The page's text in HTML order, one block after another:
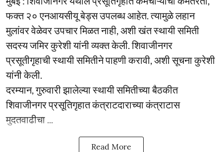
फक्त २० एनआयसीयू बेड्स उपलब्ध आहेत. त्यामुळे लहान
मुलांवर वेळेवर उपचार मिळत नाही, अशी खंत स्थायी समिती
सदस्य जमिर कुरेशी यांनी व्यक्त केली. शिवाजीनगर
प्रसूतीगृहाची स्थायी समितीने पाहणी करावी, अशी सूचना कुरेशी
यांनी केली.
दरम्यान, गुरुवारी झालेल्या स्थायी समितीच्या बैठकीत
शिवाजीनगर प्रसूतिगृहात कंत्राटदाराच्या कंत्राटास
मुदतवाढीचा ...
Read More